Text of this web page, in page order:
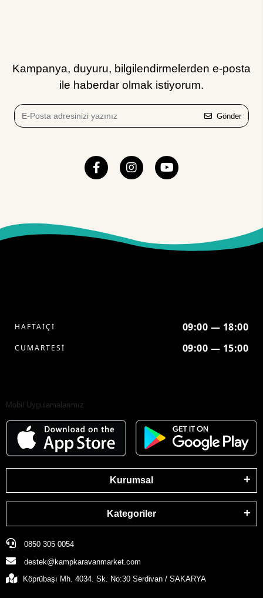
Kampanya, duyuru, bilgilendirmelerden e-posta
ile haberdar olmak istiyorum.
Gönder
HAFTAİÇİ 09:00 — 18:00
CUMARTESİ 09:00 — 15:00
Mobil Uygulamalarımız
Kurumsal
Kategoriler
0850 305 0054
destek@kampkaravanmarket.com
Köprübaşı Mh. 4034. Sk. No:30 Serdivan / SAKARYA